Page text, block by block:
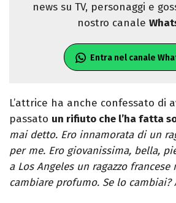
news su TV, personaggi e
nostro canale
Entra nel canale
L’attrice ha anche confessato di
passato un rifiuto che l’ha fatta
mai detto. Ero innamorata di un
per me. Ero giovanissima, bella,
a Los Angeles un ragazzo
cambiare profumo. Se lo cambiai?